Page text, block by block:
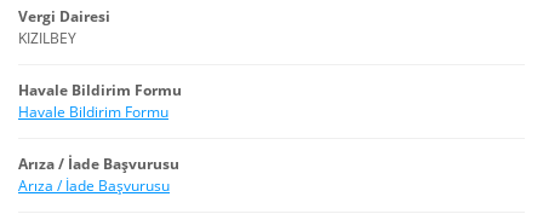
Vergi Dairesi
KIZILBEY
Havale Bildirim Formu
Havale Bildirim Formu
Arıza / İade Başvurusu
Arıza / İade Başvurusu